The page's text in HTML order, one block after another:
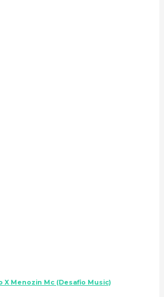
X Menozin Mc (Desafio Music)